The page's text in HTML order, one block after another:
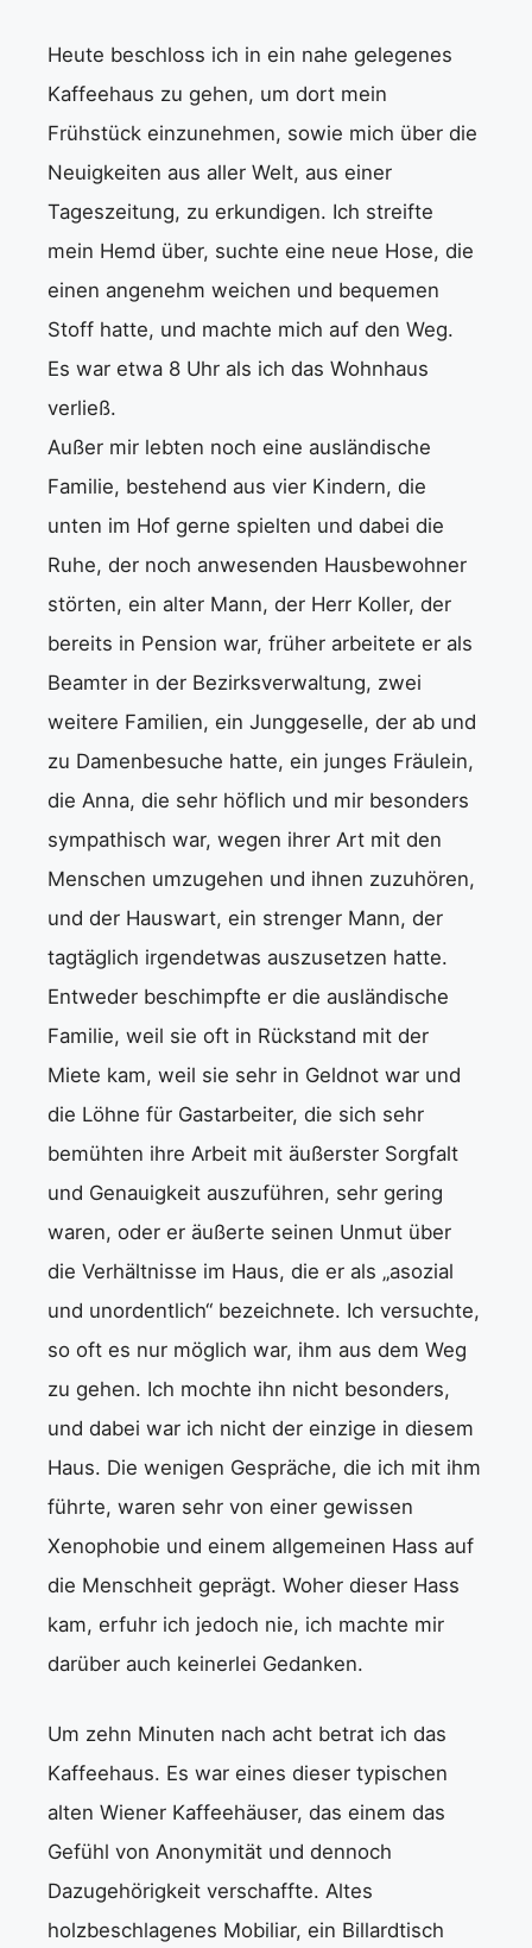
Heute beschloss ich in ein nahe gelegenes
Kaffeehaus zu gehen, um dort mein
Frühstück einzunehmen, sowie mich über die
Neuigkeiten aus aller Welt, aus einer
Tageszeitung, zu erkundigen. Ich streifte
mein Hemd über, suchte eine neue Hose, die
einen angenehm weichen und bequemen
Stoff hatte, und machte mich auf den Weg.
Es war etwa 8 Uhr als ich das Wohnhaus
verließ.
Außer mir lebten noch eine ausländische
Familie, bestehend aus vier Kindern, die
unten im Hof gerne spielten und dabei die
Ruhe, der noch anwesenden Hausbewohner
störten, ein alter Mann, der Herr Koller, der
bereits in Pension war, früher arbeitete er als
Beamter in der Bezirksverwaltung, zwei
weitere Familien, ein Junggeselle, der ab und
zu Damenbesuche hatte, ein junges Fräulein,
die Anna, die sehr höflich und mir besonders
sympathisch war, wegen ihrer Art mit den
Menschen umzugehen und ihnen zuzuhören,
und der Hauswart, ein strenger Mann, der
tagtäglich irgendetwas auszusetzen hatte.
Entweder beschimpfte er die ausländische
Familie, weil sie oft in Rückstand mit der
Miete kam, weil sie sehr in Geldnot war und
die Löhne für Gastarbeiter, die sich sehr
bemühten ihre Arbeit mit äußerster Sorgfalt
und Genauigkeit auszuführen, sehr gering
waren, oder er äußerte seinen Unmut über
die Verhältnisse im Haus, die er als „asozial
und unordentlich“ bezeichnete. Ich versuchte,
so oft es nur möglich war, ihm aus dem Weg
zu gehen. Ich mochte ihn nicht besonders,
und dabei war ich nicht der einzige in diesem
Haus. Die wenigen Gespräche, die ich mit ihm
führte, waren sehr von einer gewissen
Xenophobie und einem allgemeinen Hass auf
die Menschheit geprägt. Woher dieser Hass
kam, erfuhr ich jedoch nie, ich machte mir
darüber auch keinerlei Gedanken.
Um zehn Minuten nach acht betrat ich das
Kaffeehaus. Es war eines dieser typischen
alten Wiener Kaffeehäuser, das einem das
Gefühl von Anonymität und dennoch
Dazugehörigkeit verschaffte. Altes
holzbeschlagenes Mobiliar, ein Billardtisch